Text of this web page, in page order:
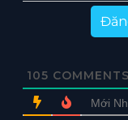
105 COMMENTS
Mới